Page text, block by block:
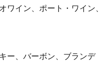
ワイン、ポート・ワイン、
ー、バーボン、ブランデ